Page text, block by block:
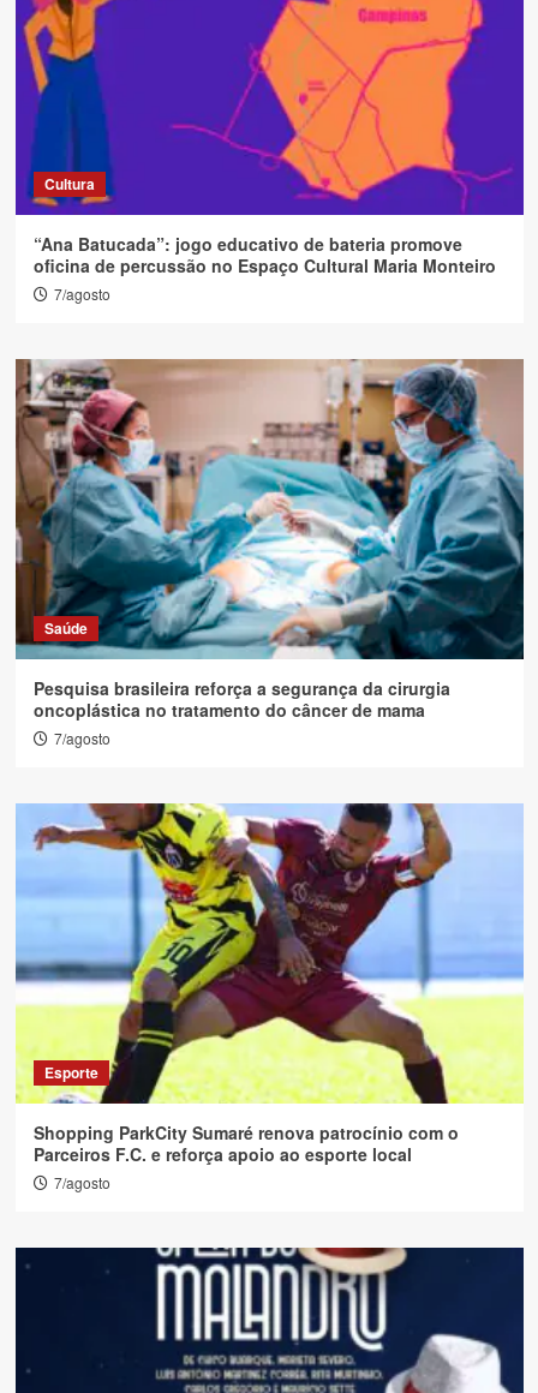
Cultura
“Ana Batucada”: jogo educativo de bateria promove
oficina de percussão no Espaço Cultural Maria Monteiro
7/agosto
Saúde
Pesquisa brasileira reforça a segurança da cirurgia
oncoplástica no tratamento do câncer de mama
7/agosto
Esporte
Shopping ParkCity Sumaré renova patrocínio com o
Parceiros F.C. e reforça apoio ao esporte local
7/agosto